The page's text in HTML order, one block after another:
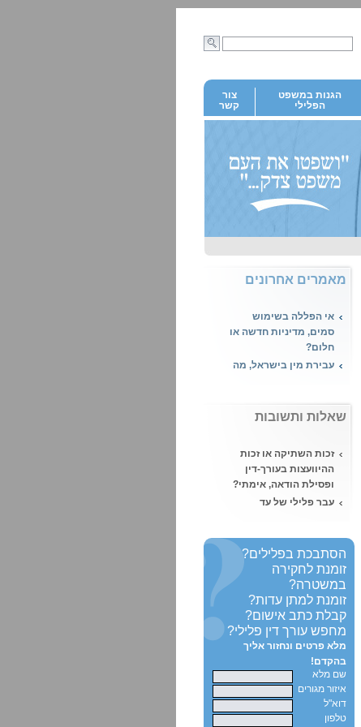
הגנות במשפט
הפלילי
צור
קשר
מאמרים אחרונים
אי הפללה בשימוש
חלום?
עבירת מין בישראל, מה
מהי עבירת אונס ומה
העונש הצפוי?
הצפוי על ביצוע מעשה
סדום?
השעיית עורך דין
מהלשכה, מאת נוגה ויזל,
הטרדה מינית, איך יוצאים
מזה?
שאלות ותשובות
ופסילת הודאה, אימתי?
עבר פלילי של עד
תיווך בסם מסוכן מול
סחר בסמים - בית
המשפט קבע:
סוכן מדיח - הדחה על ידי
סוכן משטרתי והגנה מן
הצדק
האם ניתן לקחת קצינת
מבחן פרטית?
רישום פלילי ועבודה -
היכן לא ניתן להעסיק
אדם עם רישום פלילי?
הסתבכת בפלילים?
זומנת לחקירה
במשטרה?
זומנת למתן עדות?
קבלת כתב אישום?
מחפש עורך דין פלילי?
מלא פרטים ונחזור אליך
בהקדם!
שם מלא
איזור מגורים
דוא"ל
טלפון